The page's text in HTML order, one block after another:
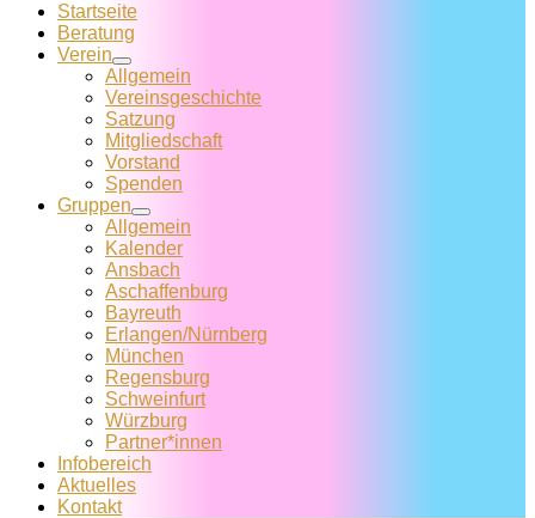
Startseite
Beratung
Verein
Allgemein
Vereins­geschichte
Satzung
Mitglied­schaft
Vorstand
Spenden
Gruppen
Allgemein
Kalender
Ansbach
Aschaffenburg
Bayreuth
Erlangen/Nürnberg
München
Regensburg
Schweinfurt
Würzburg
Partner*innen
Infobereich
Aktuelles
Kontakt